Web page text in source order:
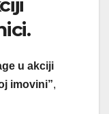
u akciji
imovini”,